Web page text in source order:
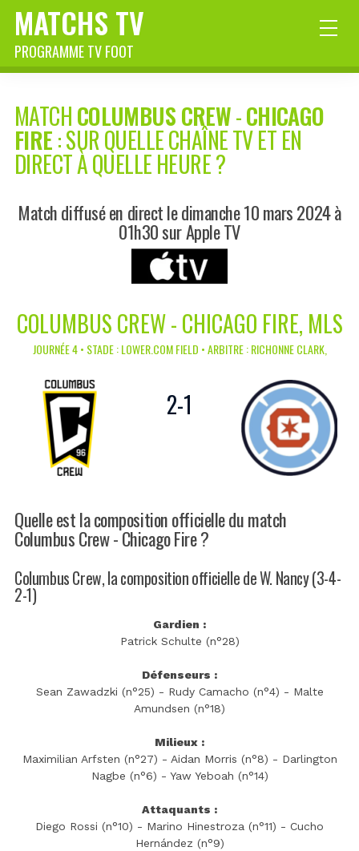
MATCHS TV
PROGRAMME TV FOOT
MATCHCOLUMBUS CREW-CHICAGO
FIRE: SUR QUELLE CHAÎNE TV ET EN
DIRECT À QUELLE HEURE ?
Match diffusé en direct le dimanche 10 mars 2024 à
01h30 sur Apple TV
COLUMBUS CREW - CHICAGO FIRE, MLS
JOURNÉE 4 • STADE : LOWER.COM FIELD • ARBITRE : RICHONNE CLARK,
2-1
Quelle est la composition officielle du match
Columbus Crew - Chicago Fire ?
Columbus Crew, la composition officielle de W. Nancy (3-4-
2-1)
Gardien :
Patrick Schulte (n°28)
Défenseurs :
Sean Zawadzki (n°25) - Rudy Camacho (n°4) - Malte
Amundsen (n°18)
Milieux :
Maximilian Arfsten (n°27) - Aidan Morris (n°8) - Darlington
Nagbe (n°6) - Yaw Yeboah (n°14)
Attaquants :
Diego Rossi (n°10) - Marino Hinestroza (n°11) - Cucho
Hernández (n°9)